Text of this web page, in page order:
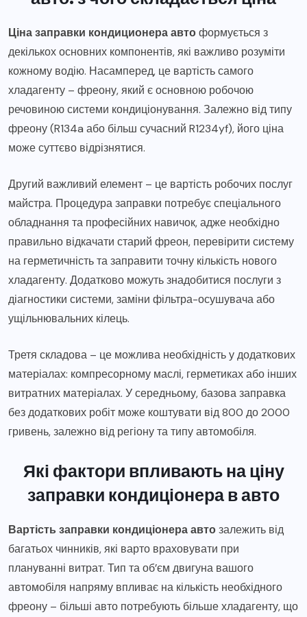
Ціна заправки кондиционера автоформується з
декількох основних компонентів, які важливо розуміти
кожному водію. Насамперед, це вартість самого
хладагенту – фреону, який є основною робочою
речовиною системи кондиціонування. Залежно від типу
фреону (R134a або більш сучасний R1234yf), його ціна
може суттєво відрізнятися.
Другий важливий елемент – це вартість робочих послуг
майстра. Процедура заправки потребує спеціального
обладнання та професійних навичок, адже необхідно
правильно відкачати старий фреон, перевірити систему
на герметичність та заправити точну кількість нового
хладагенту. Додатково можуть знадобитися послуги з
діагностики системи, заміни фільтра-осушувача або
ущільнювальних кілець.
Третя складова – це можлива необхідність у додаткових
матеріалах: компресорному маслі, герметиках або інших
витратних матеріалах. У середньому, базова заправка
без додаткових робіт може коштувати від 800 до 2000
гривень, залежно від регіону та типу автомобіля.
Які фактори впливають на ціну
заправки кондиціонера в авто
Вартість заправки кондиціонера автозалежить від
багатьох чинників, які варто враховувати при
плануванні витрат. Тип та об’єм двигуна вашого
автомобіля напряму впливає на кількість необхідного
фреону – більші авто потребують більше хладагенту, що